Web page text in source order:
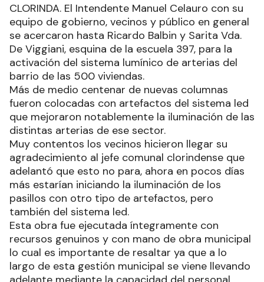
CLORINDA. El Intendente Manuel Celauro con su
equipo de gobierno, vecinos y público en general
se acercaron hasta Ricardo Balbin y Sarita Vda.
De Viggiani, esquina de la escuela 397, para la
activación del sistema lumínico de arterias del
barrio de las 500 viviendas.
Más de medio centenar de nuevas columnas
fueron colocadas con artefactos del sistema led
que mejoraron notablemente la iluminación de las
distintas arterias de ese sector.
Muy contentos los vecinos hicieron llegar su
agradecimiento al jefe comunal clorindense que
adelantó que esto no para, ahora en pocos días
más estarían iniciando la iluminación de los
pasillos con otro tipo de artefactos, pero
también del sistema led.
Esta obra fue ejecutada íntegramente con
recursos genuinos y con mano de obra municipal
lo cual es importante de resaltar ya que a lo
largo de esta gestión municipal se viene llevando